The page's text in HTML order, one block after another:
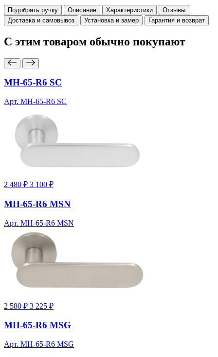
Подобрать ручку Описание Характеристики
Отзывы
Доставка и самовывоз
Установка и замер Гарантия и возврат
С этим товаром обычно покупают
MH-65-R6 SC
Арт. MH-65-R6 SC
2 480 ₽ 3 100 ₽
MH-65-R6 MSN
Арт. MH-65-R6 MSN
2 580 ₽ 3 225 ₽
MH-65-R6 MSG
Арт. MH-65-R6 MSG